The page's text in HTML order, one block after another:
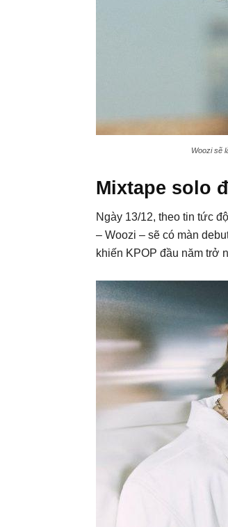
Woozi sẽ
Mixtape solo
Ngày 13/12, theo tin tức
– Woozi – sẽ có màn
khiến KPOP đầu năm trở